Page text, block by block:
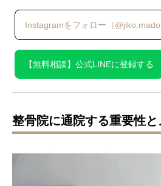
Instagramをフォロー（@jiko.mado
【無料相談】公式LINEに登録する
整骨院に通院する重要性と